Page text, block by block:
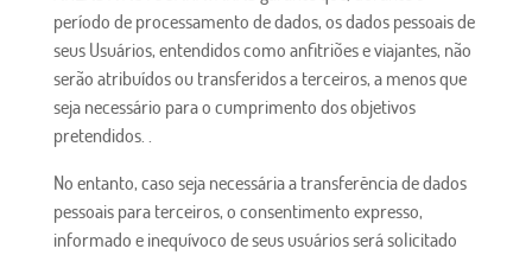
período de processamento de dados, os dados pessoais de
seus Usuários, entendidos como anfitriões e viajantes, não
serão atribuídos ou transferidos a terceiros, a menos que
seja necessário para o cumprimento dos objetivos
pretendidos. .
No entanto, caso seja necessária a transferência de dados
pessoais para terceiros, o consentimento expresso,
informado e inequívoco de seus usuários será solicitado